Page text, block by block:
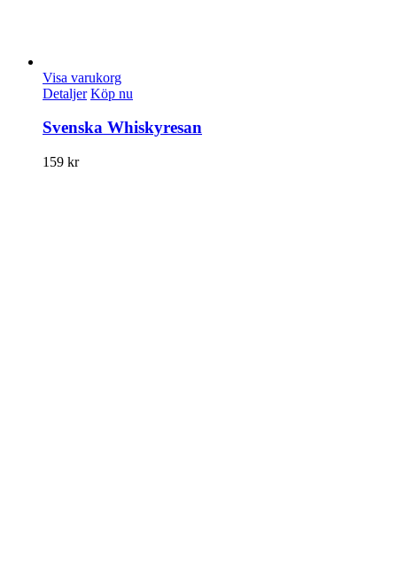
Visa varukorg
Detaljer Köp nu
Svenska Whiskyresan
159 kr